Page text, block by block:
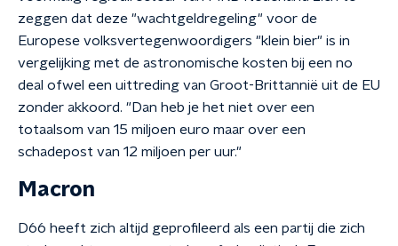
zeggen dat deze "wachtgeldregeling" voor de
Europese volksvertegenwoordigers "klein bier" is in
vergelijking met de astronomische kosten bij een no
deal ofwel een uittreding van Groot-Brittannië uit de EU
zonder akkoord. "Dan heb je het niet over een
totaalsom van 15 miljoen euro maar over een
schadepost van 12 miljoen per uur."
Macron
D66 heeft zich altijd geprofileerd als een partij die zich